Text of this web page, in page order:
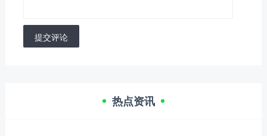
提交评论
热点资讯